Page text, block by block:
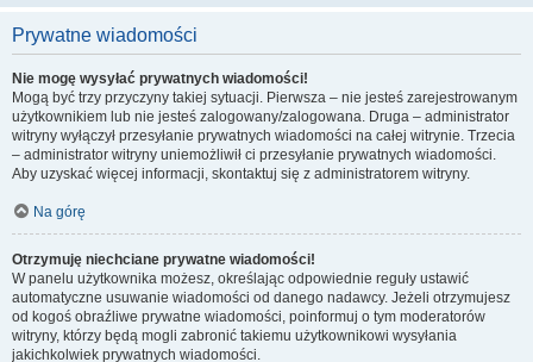
Prywatne wiadomości
Nie mogę wysyłać prywatnych wiadomości!
Mogą być trzy przyczyny takiej sytuacji. Pierwsza – nie jesteś zarejestrowanym
użytkownikiem lub nie jesteś zalogowany/zalogowana. Druga – administrator
witryny wyłączył przesyłanie prywatnych wiadomości na całej witrynie. Trzecia
– administrator witryny uniemożliwił ci przesyłanie prywatnych wiadomości.
Aby uzyskać więcej informacji, skontaktuj się z administratorem witryny.
Na górę
Otrzymuję niechciane prywatne wiadomości!
W panelu użytkownika możesz, określając odpowiednie reguły ustawić
automatyczne usuwanie wiadomości od danego nadawcy. Jeżeli otrzymujesz
od kogoś obraźliwe prywatne wiadomości, poinformuj o tym moderatorów
witryny, którzy będą mogli zabronić takiemu użytkownikowi wysyłania
jakichkolwiek prywatnych wiadomości.